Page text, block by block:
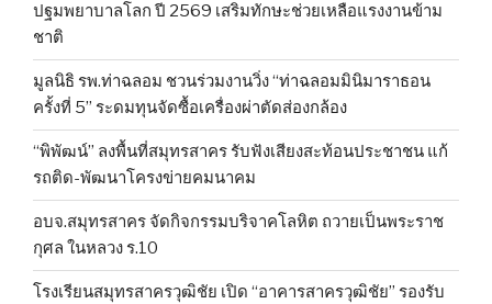
ปฐมพยาบาลโลก ปี 2569 เสริมทักษะช่วยเหลือแรงงานข้าม
ชาติ
มูลนิธิ รพ.ท่าฉลอม ชวนร่วมงานวิ่ง “ท่าฉลอมมินิมาราธอน
ครั้งที่ 5” ระดมทุนจัดซื้อเครื่องผ่าตัดส่องกล้อง
“พิพัฒน์” ลงพื้นที่สมุทรสาคร รับฟังเสียงสะท้อนประชาชน แก้
รถติด-พัฒนาโครงข่ายคมนาคม
อบจ.สมุทรสาคร จัดกิจกรรมบริจาคโลหิต ถวายเป็นพระราช
กุศล ในหลวง ร.10
โรงเรียนสมุทรสาครวุฒิชัย เปิด “อาคารสาครวุฒิชัย” รองรับ